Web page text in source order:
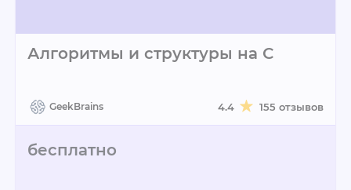
Алгоритмы и структуры на С
GeekBrains 4.4 155 отзывов
бесплатно